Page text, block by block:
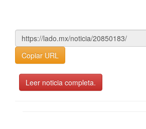
Copiar URL
Leer noticia completa.